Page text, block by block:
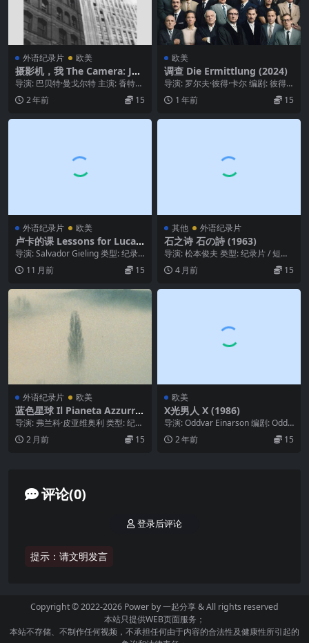
外语纪录片 欧美
摄影机，我 The Camera: Je,
La Camera: I (1977)
导演: 巴贝特·曼戈尔特 主演: 香特尔
·阿克曼 / 伊冯·雷奈尔 / Amy ...
2 年前 15
欧美
调查 Die Ermittlung (2024)
导演: 罗尔夫·彼得·卡尔 编剧: 彼得·
魏斯 主演: 赖纳·博克 / 克雷蒙斯...
1 年前 15
外语纪录片 欧美
卢卡的课 Lessons for Luca
(2021)
导演: Salvador Gieling 类型: 纪录
片 制片国家/地区: 荷兰...
11 月前 15
其他 外语纪录片
石之诗 石の詩 (1963)
导演: 松本俊夫 类型: 纪录片 / 短片
制片国家/地区: 日本 语言: 日语...
4 月前 15
外语纪录片 欧美
蓝色星球 Il Pianeta Azzurro
(1982)
导演: 弗兰科·皮亚维奥利 类型: 纪录
片 制片国家/地区: 意大利 语言: 意...
2 月前 15
欧美
X光男人 X (1986)
导演: Oddvar Einarson 编剧: Oddv
ar Einarson ...
2 年前 15
评论(0)
提示：请文明发言
登录后评论
Copyright © 2022-2026 Power by一起分享& All rights reserved
本站只提供WEB页面服务；
本站不存储、不制作任何视频，不承担任何由于内容的合法性及健康性所引起的